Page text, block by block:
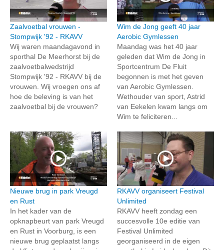
Zaalvoetbal vrouwen -
Stompwijk '92 - RKAVV
Wij waren maandagavond in
sporthal De Meerhorst bij de
zaalvoetbalwedstrijd
Stompwijk '92 - RKAVV bij de
vrouwen. Wij vroegen ons af
hoe de beleving is van het
zaalvoetbal bij de vrouwen?
Wim de Jong geeft 40 jaar
Aerobic Gymlessen
Maandag was het 40 jaar
geleden dat Wim de Jong in
Sportcentrum De Fluit
begonnen is met het geven
van Aerobic Gymlessen.
Wethouder van sport, Astrid
van Eekelen kwam langs om
Wim te feliciteren...
Nieuwe brug in park Vreugd
en Rust
In het kader van de
opknapbeurt van park Vreugd
en Rust in Voorburg, is een
nieuwe brug geplaatst langs
RKAVV organiseert Festival
Unlimited
RKAVV heeft zondag een
succesvolle 10e editie van
Festival Unlimited
georganiseerd in de eigen